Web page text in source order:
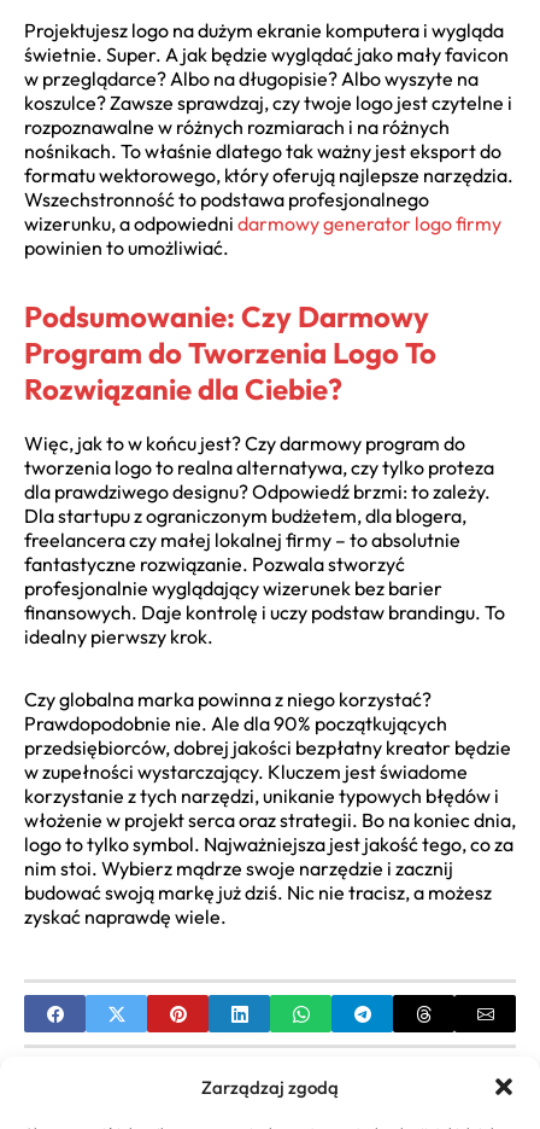
Zarządzaj zgodą
Projektujesz logo na dużym ekranie komputera i wygląda
świetnie. Super. A jak będzie wyglądać jako mały favicon
w przeglądarce? Albo na długopisie? Albo wyszyte na
koszulce? Zawsze sprawdzaj, czy twoje logo jest czytelne i
rozpoznawalne w różnych rozmiarach i na różnych
nośnikach. To właśnie dlatego tak ważny jest eksport do
formatu wektorowego, który oferują najlepsze narzędzia.
Wszechstronność to podstawa profesjonalnego
wizerunku, a odpowiedni darmowy generator logo firmy
powinien to umożliwiać.
Podsumowanie: Czy Darmowy
Program do Tworzenia Logo To
Rozwiązanie dla Ciebie?
Więc, jak to w końcu jest? Czy darmowy program do
tworzenia logo to realna alternatywa, czy tylko proteza
dla prawdziwego designu? Odpowiedź brzmi: to zależy.
Dla startupu z ograniczonym budżetem, dla blogera,
freelancera czy małej lokalnej firmy – to absolutnie
fantastyczne rozwiązanie. Pozwala stworzyć
profesjonalnie wyglądający wizerunek bez barier
finansowych. Daje kontrolę i uczy podstaw brandingu. To
idealny pierwszy krok.
Czy globalna marka powinna z niego korzystać?
Prawdopodobnie nie. Ale dla 90% początkujących
przedsiębiorców, dobrej jakości bezpłatny kreator będzie
w zupełności wystarczający. Kluczem jest świadome
korzystanie z tych narzędzi, unikanie typowych błędów i
włożenie w projekt serca oraz strategii. Bo na koniec dnia,
logo to tylko symbol. Najważniejsza jest jakość tego, co za
nim stoi. Wybierz mądrze swoje narzędzie i zacznij
budować swoją markę już dziś. Nic nie tracisz, a możesz
zyskać naprawdę wiele.
Kalkulator brutto netto umowy o dzieło – Oblicz